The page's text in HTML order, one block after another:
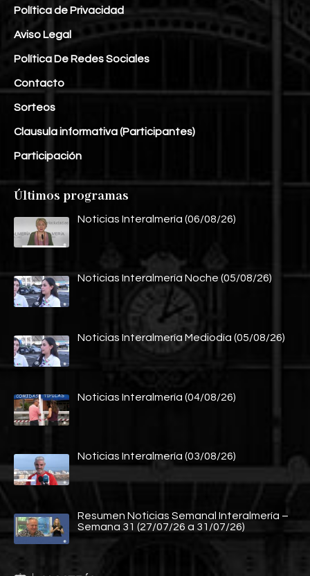
Política de Privacidad
Aviso Legal
Política De Redes Sociales
Contacto
Sorteos
Clausula informativa (Participantes)
Participación
Últimos programas
Noticias Interalmería (06/08/26)
Noticias Interalmería Noche (05/08/26)
Noticias Interalmería Mediodía (05/08/26)
Noticias Interalmería (04/08/26)
Noticias Interalmería (03/08/26)
Resumen Noticias Semanal Interalmería –
Semana 31 (27/07/26 a 31/07/26)